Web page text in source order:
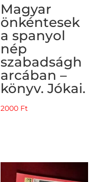
Magyar
önkéntesek
a spanyol
nép
szabadságh
arcában –
könyv. Jókai.
2000 Ft